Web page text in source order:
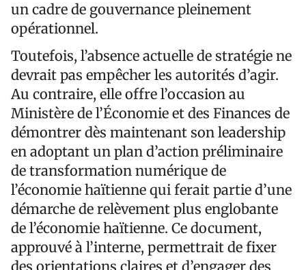
un cadre de gouvernance pleinement
opérationnel.
Toutefois, l’absence actuelle de stratégie ne
devrait pas empêcher les autorités d’agir.
Au contraire, elle offre l’occasion au
Ministère de l’Économie et des Finances de
démontrer dès maintenant son leadership
en adoptant un plan d’action préliminaire
de transformation numérique de
l’économie haïtienne qui ferait partie d’une
démarche de relèvement plus englobante
de l’économie haïtienne. Ce document,
approuvé à l’interne, permettrait de fixer
des orientations claires et d’engager des